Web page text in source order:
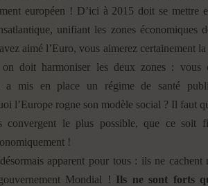
européen ! D’ici à 2015 doit se mettre
unifiant les zones économiques
aimé l’Euro, vous aimerez certainement
doit harmoniser les deux zones : vous
a mis en place un régime de santé
l’Europe rogne son modèle social ? Il faut
convergent le plus possible, que ce soit
!
apparent pour tous : ils ne cachent
Mondial ! Ils ne sont forts